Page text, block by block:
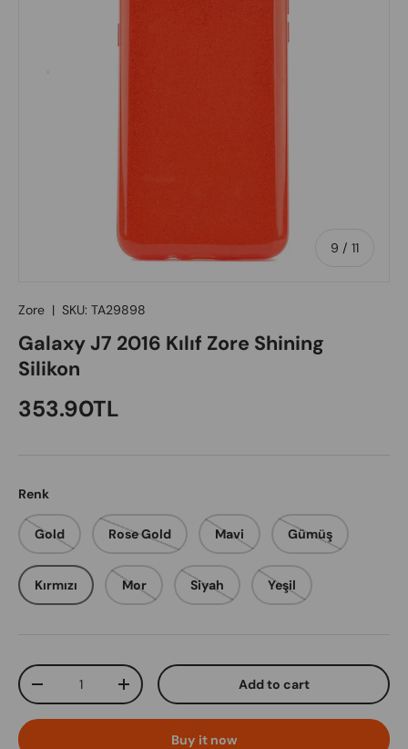
9 / of
11
Zore | SKU: TA29898
Galaxy J7 2016 Kılıf Zore Shining
Silikon
Regular price
353.90TL
Renk
Gold Rose Gold Mavi Gümüş
Kırmızı Mor Siyah Yeşil
Qty
Decrease quantityIncrease quantity Add to cart
Buy it now